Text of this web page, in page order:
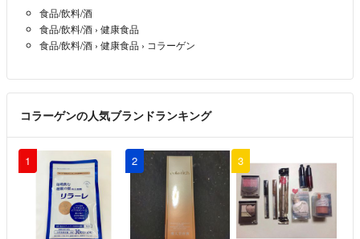
食品/飲料/酒
食品/飲料/酒 › 健康食品
食品/飲料/酒 › 健康食品 › コラーゲン
コラーゲンの人気ブランドランキング
1 2 3